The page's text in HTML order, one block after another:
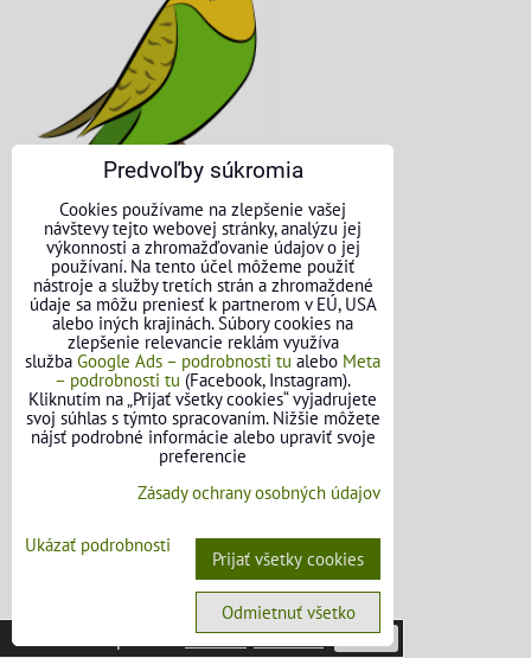
KONTAKTNÉ ÚDAJE
O nás
Kontakt
Požičovňa náradia
Názory našich zákazníkov
Mapa stránok
SLEDUJTE NÁS
Predvoľby súkromia
Cookies používame na zlepšenie vašej
návštevy tejto webovej stránky, analýzu jej
výkonnosti a zhromažďovanie údajov o jej
používaní. Na tento účel môžeme použiť
nástroje a služby tretích strán a zhromaždené
údaje sa môžu preniesť k partnerom v EÚ, USA
alebo iných krajinách. Súbory cookies na
zlepšenie relevancie reklám využíva
služba Google Ads – podrobnosti tu alebo Meta
– podrobnosti tu (Facebook, Instagram).
Kliknutím na „Prijať všetky cookies“ vyjadrujete
svoj súhlas s týmto spracovaním. Nižšie môžete
nájsť podrobné informácie alebo upraviť svoje
preferencie
Zásady ochrany osobných údajov
Ukázať podrobnosti
Prijať všetky cookies
Odmietnuť všetko
Táto stránka používa cookies.Viac info Potvrdiť